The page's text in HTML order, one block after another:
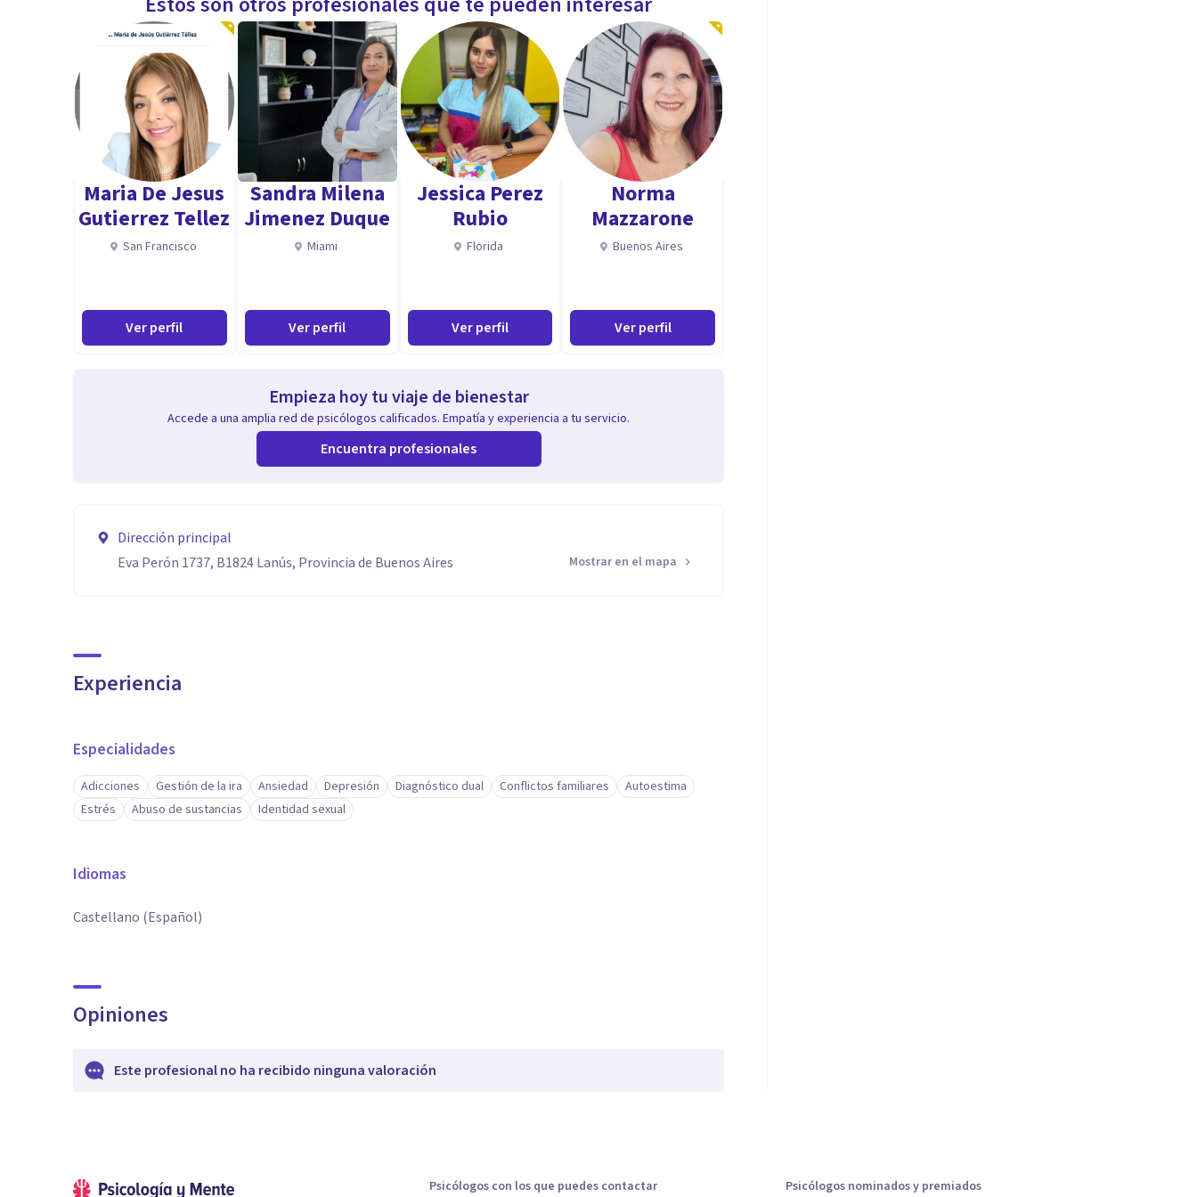
Maria De Jesus
Gutierrez Tellez
San Francisco
Ver perfil
Sandra Milena
Jimenez Duque
Miami
Ver perfil
Jessica Perez
Rubio
Florida
Ver perfil
Norma
Mazzarone
Buenos Aires
Ver perfil
Empieza hoy tu viaje de bienestar
Accede a una amplia red de psicólogos calificados. Empatía y experiencia a tu servicio.
Encuentra profesionales
Dirección principal
Eva Perón 1737, B1824 Lanús, Provincia de Buenos Aires
Mostrar en el mapa
Experiencia
Especialidades
Adicciones Gestión de la ira Ansiedad Depresión Diagnóstico dual Conflictos familiares
Autoestima
Estrés
Abuso de sustancias Identidad sexual
Idiomas
Castellano (Español)
Opiniones
Este profesional no ha recibido ninguna valoración
Psicólogos con los que puedes contactar Psicólogos nominados y premiados